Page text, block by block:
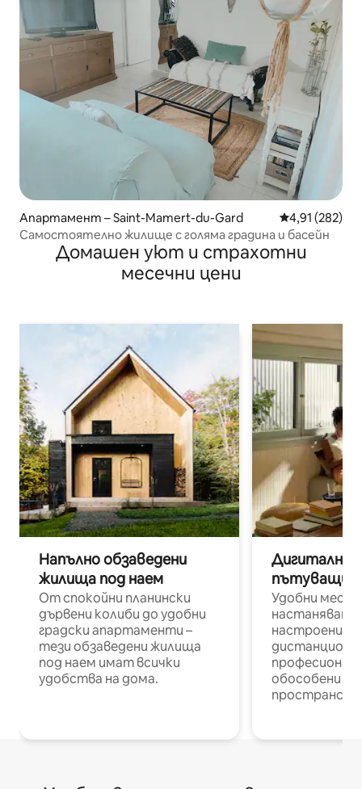
Апартамент – Saint-Mamert-du-Gard Средна
4,91 (282)
Самостоятелно жилище с голяма градина и басейн
Домашен уют и страхотни
месечни цени
Напълно обзаведени
жилища под наем
От спокойни планински
дървени колиби до удобни
градски апартаменти –
тези обзаведени жилища
под наем имат всички
удобства на дома.
Дигитални
пътуващи
Удобни
настаняване
настроени и
обособени